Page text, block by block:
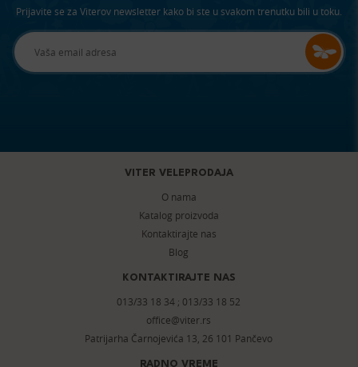
Prijavite se za Viterov newsletter kako bi ste u svakom trenutku bili u toku.
VITER VELEPRODAJA
O nama
Katalog proizvoda
Kontaktirajte nas
Blog
KONTAKTIRAJTE NAS
013/33 18 34 ; 013/33 18 52
office@viter.rs
Patrijarha Čarnojevića 13, 26 101 Pančevo
RADNO VREME